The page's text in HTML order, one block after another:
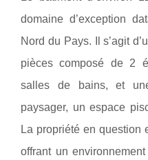
domaine d’exception
Nord du Pays. Il s’agit
pièces composé de 2
salles de bains, et
paysager, un espace
La propriété en question
offrant un